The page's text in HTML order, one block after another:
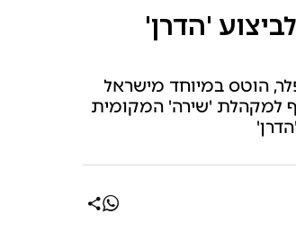
'הדרן'
הוטס במיוחד מישראל
למקהלת 'שירה' המקומית